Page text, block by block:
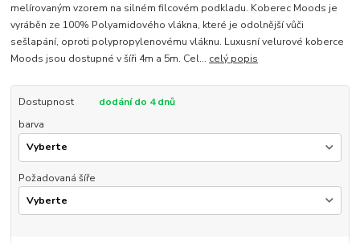
melírovaným vzorem na silném filcovém podkladu. Koberec Moods je
vyráběn ze 100% Polyamidového vlákna, které je odolnější vůči
sešlapání, oproti polypropylenovému vláknu. Luxusní velurové koberce
Moods jsou dostupné v šíři 4m a 5m. Cel... celý popis
Dostupnost
dodání do 4 dnů
barva
Požadovaná šíře